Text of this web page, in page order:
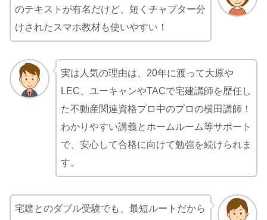
のテキストが有名だけど、短くチャプター分
けされたスマホ教材も使いやすい！
実は人気の理由は、20年に渡って大原や
LEC、ユーキャンやTACで宅建講師を歴任し
た不動産関連資格プロ中のプロの横田講師！
わかりやすい講義とホームルーム等サポート
で、安心して合格に向けて勉強を続けられま
す。
宅建とのダブル受験でも、最短ルートだから